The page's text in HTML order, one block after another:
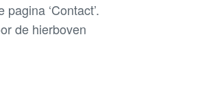
‘Contact’.
de hierboven